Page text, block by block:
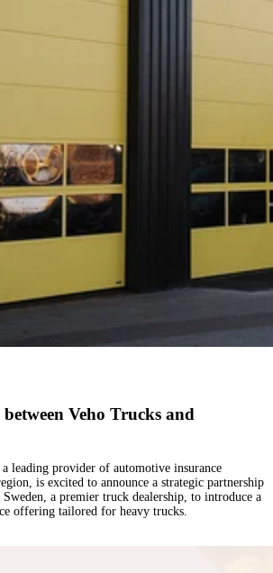
Veho Trucks and
leading provider of automotive insurance
is excited to announce a strategic partnership
a premier truck dealership, to introduce a
offering tailored for heavy trucks.